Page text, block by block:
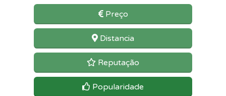
Preço
Distancia
Reputação
Popularidade